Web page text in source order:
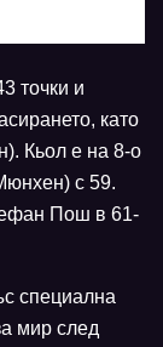
точки и
като
Кьол е на 8-о
с 59.
Пош в 61-
специална
мир след